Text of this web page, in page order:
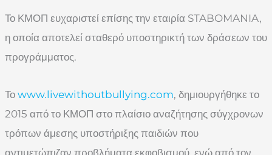
Το ΚΜΟΠ ευχαριστεί επίσης την εταιρία STABOMANIA,
η οποία αποτελεί σταθερό υποστηρικτή των δράσεων του
προγράμματος.
Το www.livewithoutbullying.com, δημιουργήθηκε το
2015 από το ΚΜΟΠ στο πλαίσιο αναζήτησης σύγχρονων
τρόπων άμεσης υποστήριξης παιδιών που
αντιμετώπιζαν προβλήματα εκφοβισμού, ενώ από τον